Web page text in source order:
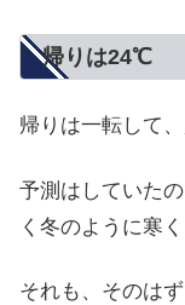
帰りは24℃
帰りは一転して
予測はしていた
く冬のように寒く
それも、そのは